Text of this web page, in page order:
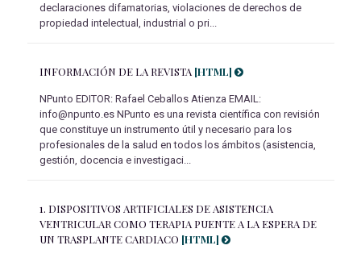
declaraciones difamatorias, violaciones de derechos de
propiedad intelectual, industrial o pri...
INFORMACIÓN DE LA REVISTA [HTML]
NPunto EDITOR: Rafael Ceballos Atienza EMAIL:
info@npunto.es NPunto es una revista científica con revisión
que constituye un instrumento útil y necesario para los
profesionales de la salud en todos los ámbitos (asistencia,
gestión, docencia e investigaci...
1. DISPOSITIVOS ARTIFICIALES DE ASISTENCIA
VENTRICULAR COMO TERAPIA PUENTE A LA ESPERA DE
UN TRASPLANTE CARDIACO [HTML]